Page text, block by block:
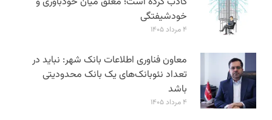
خودشیفتگی
۴ مرداد ۱۴۰۵
معاون فناوری اطلاعات بانک شهر: نباید در
تعداد نئوبانک‌های یک بانک محدودیتی
باشد
۴ مرداد ۱۴۰۵